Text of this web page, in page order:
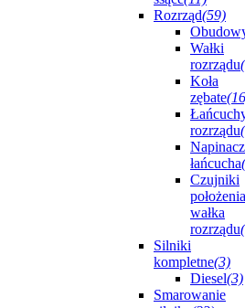
Rozrząd(59)
Wałki
rozrządu
Koła
zębate
rozrządu
łańcucha
Czujniki
położenia
wałka
rozrządu
Silniki
kompletne(3)
Diesel(3)
Smarowanie